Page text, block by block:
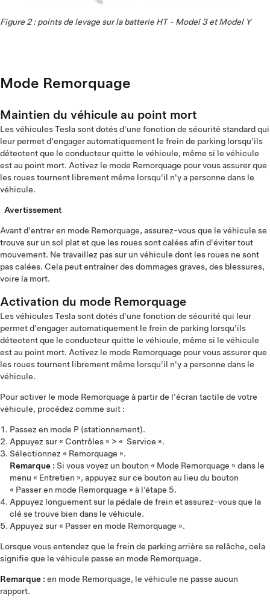
Figure 2 : points de levage sur la batterie HT - Model 3 et Model Y
Mode Remorquage
Maintien du véhicule au point mort
Les véhicules Tesla sont dotés d'une fonction de sécurité standard qui
leur permet d'engager automatiquement le frein de parking lorsqu'ils
détectent que le conducteur quitte le véhicule, même si le véhicule
est au point mort. Activez le mode Remorquage pour vous assurer que
les roues tournent librement même lorsqu'il n'y a personne dans le
véhicule.
Avertissement
Avant d'entrer en mode Remorquage, assurez-vous que le véhicule se
trouve sur un sol plat et que les roues sont calées afin d'éviter tout
mouvement. Ne travaillez pas sur un véhicule dont les roues ne sont
pas calées. Cela peut entraîner des dommages graves, des blessures,
voire la mort.
Activation du mode Remorquage
Les véhicules Tesla sont dotés d'une fonction de sécurité qui leur
permet d'engager automatiquement le frein de parking lorsqu'ils
détectent que le conducteur quitte le véhicule, même si le véhicule
est au point mort. Activez le mode Remorquage pour vous assurer que
les roues tournent librement même lorsqu'il n'y a personne dans le
véhicule.
Pour activer le mode Remorquage à partir de l'écran tactile de votre
véhicule, procédez comme suit :
Passez en mode P (stationnement).
Appuyez sur « Contrôles » > « Service ».
Sélectionnez « Remorquage ».
Remarque : Si vous voyez un bouton « Mode Remorquage » dans le
menu « Entretien », appuyez sur ce bouton au lieu du bouton
« Passer en mode Remorquage » à l’étape 5.
Appuyez longuement sur la pédale de frein et assurez-vous que la
clé se trouve bien dans le véhicule.
Appuyez sur « Passer en mode Remorquage ».
Lorsque vous entendez que le frein de parking arrière se relâche, cela
signifie que le véhicule passe en mode Remorquage.
Remarque : en mode Remorquage, le véhicule ne passe aucun
rapport.